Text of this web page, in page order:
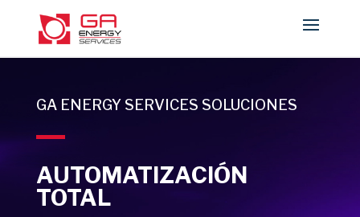
GA ENERGY SERVICES SOLUCIONES
AUTOMATIZACIÓN
TOTAL